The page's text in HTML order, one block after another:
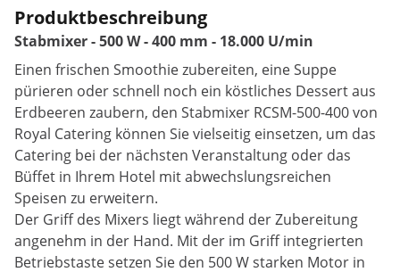
Produktbeschreibung
Stabmixer - 500 W - 400 mm - 18.000 U/min
Einen frischen Smoothie zubereiten, eine Suppe
pürieren oder schnell noch ein köstliches Dessert aus
Erdbeeren zaubern, den Stabmixer RCSM-500-400 von
Royal Catering können Sie vielseitig einsetzen, um das
Catering bei der nächsten Veranstaltung oder das
Büffet in Ihrem Hotel mit abwechslungsreichen
Speisen zu erweitern.
Der Griff des Mixers liegt während der Zubereitung
angenehm in der Hand. Mit der im Griff integrierten
Betriebstaste setzen Sie den 500 W starken Motor in